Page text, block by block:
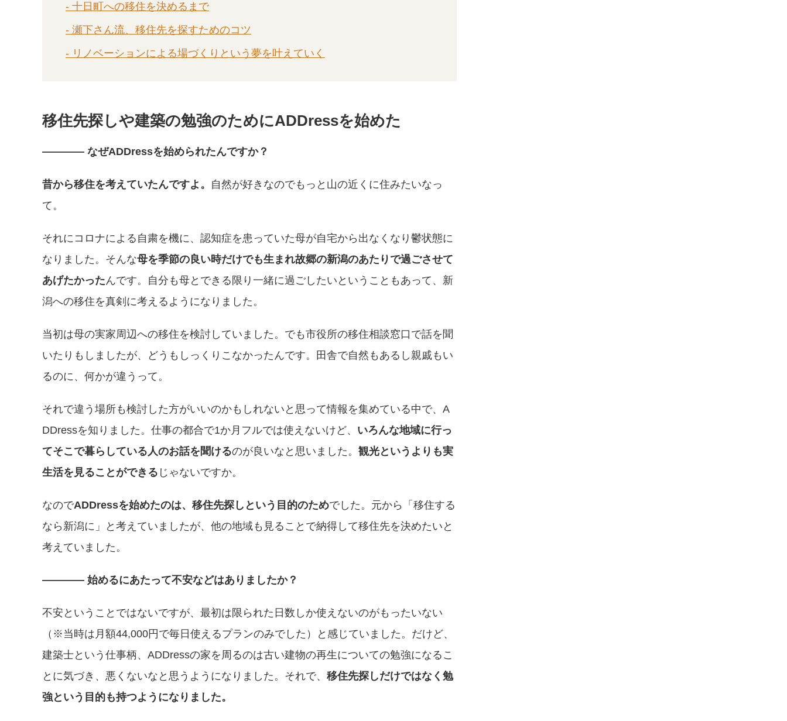
- 十日町への移住を決めるまで
- 瀬下さん流、移住先を探すためのコツ
- リノベーションによる場づくりという夢を叶えていく
移住先探しや建築の勉強のためにADDressを始めた
―――― なぜADDressを始められたんですか？
昔から移住を考えていたんですよ。 自然が好きなのでもっと山の近くに住みたいなっ
て。
それにコロナによる自粛を機に、認知症を患っていた母が自宅から出なくなり鬱状態に
なりました。そんな母を季節の良い時だけでも生まれ故郷の新潟のあたりで過ごさせて
あげたかったんです。自分も母とできる限り一緒に過ごしたいということもあって、新
潟への移住を真剣に考えるようになりました。
当初は母の実家周辺への移住を検討していました。でも市役所の移住相談窓口で話を聞
いたりもしましたが、どうもしっくりこなかったんです。田舎で自然もあるし親戚もい
るのに、何かが違うって。
それで違う場所も検討した方がいいのかもしれないと思って情報を集めている中で、A
DDressを知りました。仕事の都合で1か月フルでは使えないけど、 いろんな地域に行っ
てそこで暮らしている人のお話を聞けるのが良いなと思いました。 観光というよりも実
生活を見ることができる じゃないですか。
なのでADDressを始めたのは、移住先探しという目的のためでした。元から「移住する
なら新潟に」と考えていましたが、他の地域も見ることで納得して移住先を決めたいと
考えていました。
―――― 始めるにあたって不安などはありましたか？
不安ということではないですが、最初は限られた日数しか使えないのがもったいない
（※当時は月額44,000円で毎日使えるプランのみでした）と感じていました。だけど、
建築士という仕事柄、ADDressの家を周るのは古い建物の再生についての勉強になるこ
とに気づき、悪くないなと思うようになりました。それで、 移住先探しだけではなく勉
強という目的も持つようになりました。